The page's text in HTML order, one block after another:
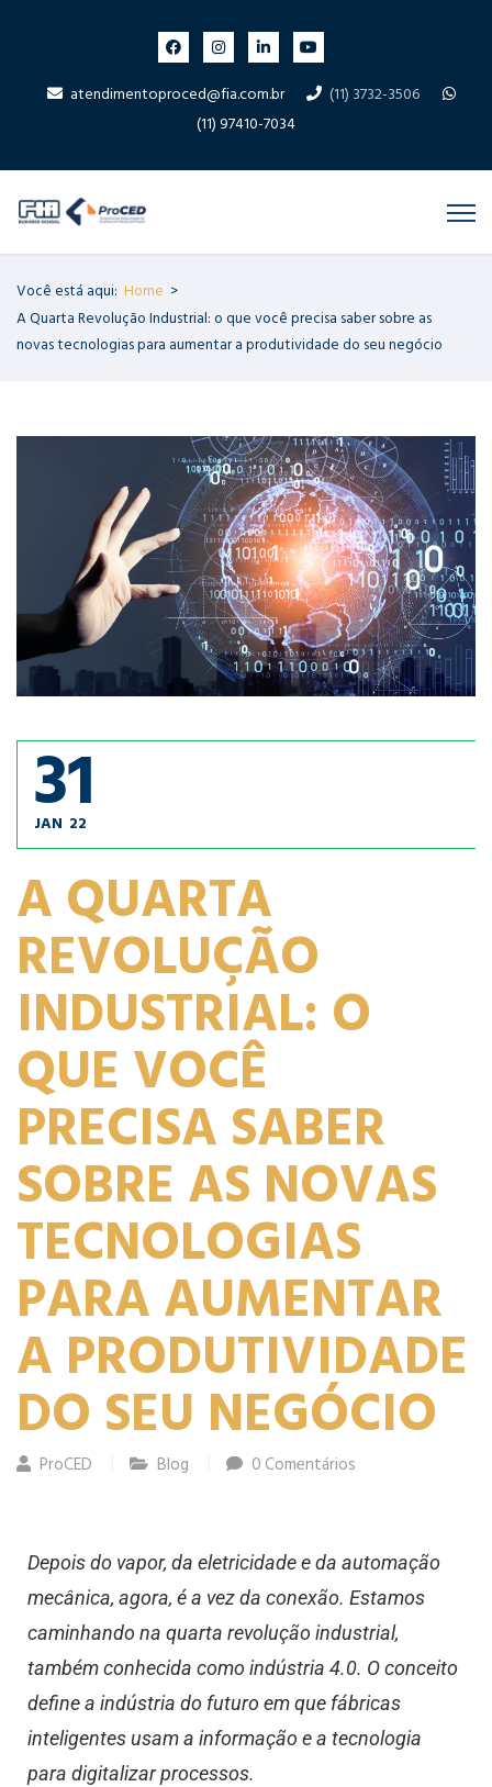
atendimentoproced@fia.com.br
(11) 3732-3506
(11) 97410-7034
Você está aqui: Home >
A Quarta Revolução Industrial: o que você precisa saber sobre as
novas tecnologias para aumentar a produtividade do seu negócio
31
JAN 22
A QUARTA
REVOLUÇÃO
INDUSTRIAL: O
QUE VOCÊ
PRECISA SABER
SOBRE AS NOVAS
TECNOLOGIAS
PARA AUMENTAR
A PRODUTIVIDADE
DO SEU NEGÓCIO
ProCED Blog 0 Comentários
Depois do vapor, da eletricidade e da automação
mecânica, agora, é a vez da conexão. Estamos
caminhando na quarta revolução industrial,
também conhecida como indústria 4.0. O conceito
define a indústria do futuro em que fábricas
inteligentes usam a informação e a tecnologia
para digitalizar processos.